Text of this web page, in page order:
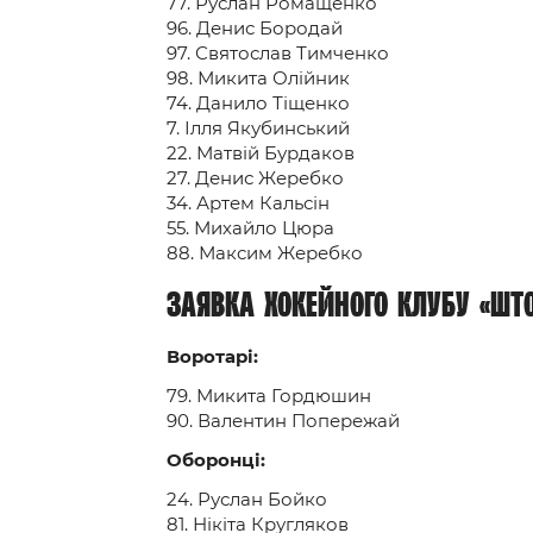
96. Денис Бородай
97. Святослав Тимченко
98. Микита Олійник
74. Данило Тіщенко
7. Ілля Якубинський
22. Матвій Бурдаков
27. Денис Жеребко
34. Артем Кальсін
55. Михайло Цюра
88. Максим Жеребко
Заявка хокейного клубу
Воротарі:
79. Микита Гордюшин
90. Валентин Попережай
Оборонці:
24. Руслан Бойко
81. Нікіта Кругляков